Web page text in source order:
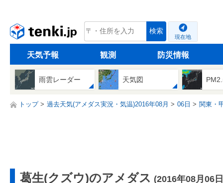
tenki.jp 検索
現在地
天気予報 観測 防災情報
雨雲レーダー 天気図
トップ 過去天気(アメダス実況・気温)2016年08月 06日 関東・
葛生(クズウ)のアメダス (2016年08月06